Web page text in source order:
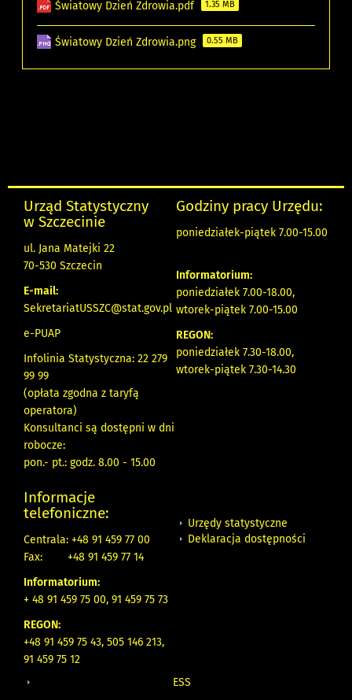
Światowy Dzień Zdrowia.pdf 1.35 MB
Światowy Dzień Zdrowia.png 0.55 MB
Urząd Statystyczny
w Szczecinie
ul. Jana Matejki 22
70-530 Szczecin
E-mail:
SekretariatUSSZC@stat.gov.pl
e-PUAP
Infolinia Statystyczna: 22 279
99 99
(opłata zgodna z taryfą
operatora)
Konsultanci są dostępni w dni
robocze:
pon.- pt.: godz. 8.00 - 15.00
Godziny pracy Urzędu:
poniedziałek-piątek 7.00-15.00
Informatorium:
poniedziałek 7.00-18.00,
wtorek-piątek 7.00-15.00
REGON:
poniedziałek 7.30-18.00,
wtorek-piątek 7.30-14.30
Informacje
telefoniczne:
Centrala: +48 91 459 77 00
Fax:
+48 91 459 77 14
Informatorium:
+ 48 91 459 75 00, 91 459 75 73
REGON:
+48 91 459 75 43, 505 146 213,
91 459 75 12
Urzędy statystyczne
Deklaracja dostępności
ESS